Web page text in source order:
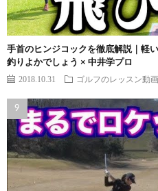
手首のヒンジコックを徹底解説｜軽
釣りよかでしょう × 中井学プロ
2018.10.31 ゴルフのレッスン動画